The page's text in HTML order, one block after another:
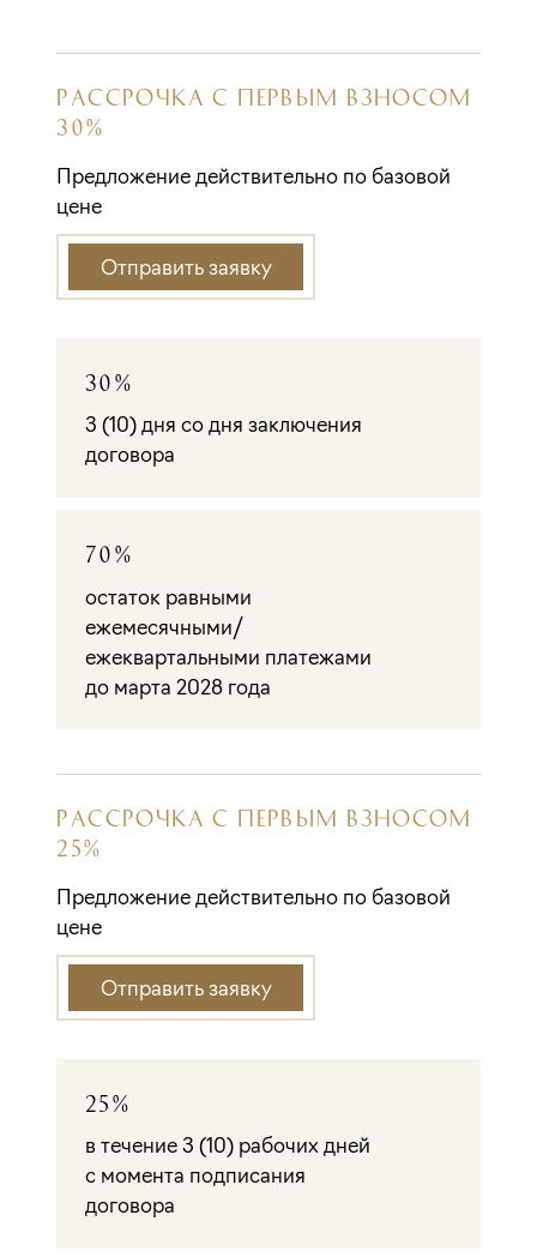
РАССРОЧКА С ПЕРВЫМ ВЗНОСОМ
30%
Предложение действительно по базовой
цене
Отправить заявку
30%
3 (10) дня со дня заключения
договора
70%
остаток равными
ежемесячными/
ежеквартальными платежами
до марта 2028 года
РАССРОЧКА С ПЕРВЫМ ВЗНОСОМ
25%
Предложение действительно по базовой
цене
Отправить заявку
25%
в течение 3 (10) рабочих дней
с момента подписания
договора